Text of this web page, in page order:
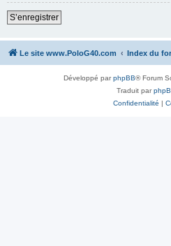
S’enregistrer
Le site www.PoloG40.com Index du
Développé parphpBB® Forum
Traduit par
Confidentialité |